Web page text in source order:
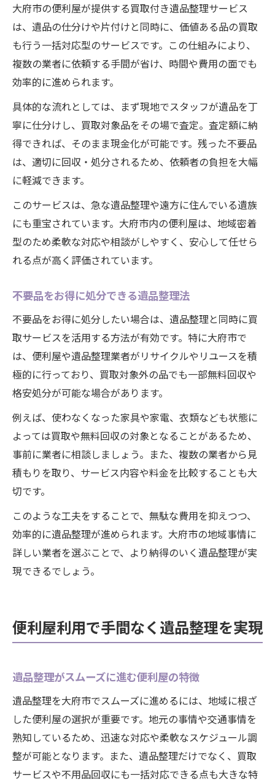
大府市の便利屋が提供する買取付き遺品整理サービス
は、遺品の仕分けや片付けと同時に、価値ある品の買取
も行う一括対応型のサービスです。この仕組みにより、
複数の業者に依頼する手間が省け、時間や費用の面でも
効率的に進められます。
具体的な流れとしては、まず現地でスタッフが遺品を丁
寧に仕分けし、買取対象品をその場で査定。査定額に納
得できれば、そのまま現金化が可能です。残った不要品
は、適切に回収・処分されるため、依頼者の負担を大幅
に軽減できます。
このサービスは、急な遺品整理や遠方に住んでいる遺族
にも重宝されています。大府市内の便利屋は、地域密着
型のため柔軟な対応や相談がしやすく、安心して任せら
れる点が高く評価されています。
不要品をお得に処分できる遺品整理法
不要品をお得に処分したい場合は、遺品整理と同時に買
取サービスを活用する方法が有効です。特に大府市で
は、便利屋や遺品整理業者がリサイクルやリユースを積
極的に行っており、買取対象外の品でも一部無料回収や
格安処分が可能な場合があります。
例えば、使わなくなった家具や家電、衣類なども状態に
よっては買取や無料回収の対象となることがあるため、
事前に業者に相談しましょう。また、複数の業者から見
積もりを取り、サービス内容や料金を比較することも大
切です。
このような工夫をすることで、無駄な費用を抑えつつ、
効率的に遺品整理が進められます。大府市の地域事情に
詳しい業者を選ぶことで、より納得のいく遺品整理が実
現できるでしょう。
便利屋利用で手間なく遺品整理を実現
遺品整理がスムーズに進む便利屋の特徴
遺品整理を大府市でスムーズに進めるには、地域に根ざ
した便利屋の選択が重要です。地元の事情や交通事情を
熟知しているため、迅速な対応や柔軟なスケジュール調
整が可能となります。また、遺品整理だけでなく、買取
サービスや不用品回収にも一括対応できる点も大きな特